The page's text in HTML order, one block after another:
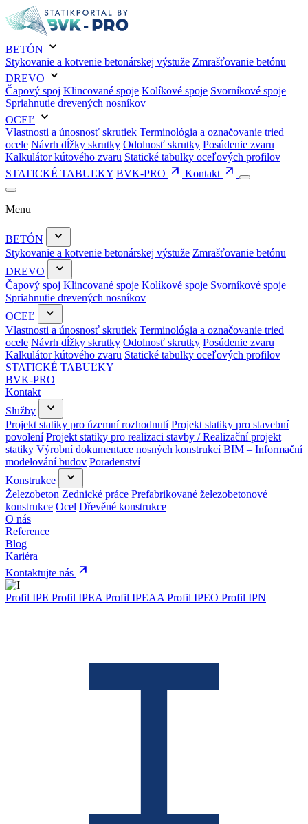
BETÓN
Stykovanie a kotvenie betonárskej výstuže Zmrašťovanie betónu
DREVO
Čapový spoj Klincované spoje Kolíkové spoje Svorníkové spoje
Spriahnutie drevených nosníkov
OCEĽ
Vlastnosti a únosnosť skrutiek Terminológia a označovanie tried
ocele Návrh dĺžky skrutky Odolnosť skrutky Posúdenie zvaru
Kalkulátor kútového zvaru Statické tabulky oceľových profilov
STATICKÉ TABUĽKY BVK-PRO Kontakt
Menu
BETÓN
Stykovanie a kotvenie betonárskej výstuže Zmrašťovanie betónu
DREVO
Čapový spoj Klincované spoje Kolíkové spoje Svorníkové spoje
Spriahnutie drevených nosníkov
OCEĽ
Vlastnosti a únosnosť skrutiek Terminológia a označovanie tried
ocele Návrh dĺžky skrutky Odolnosť skrutky Posúdenie zvaru
Kalkulátor kútového zvaru Statické tabulky oceľových profilov
STATICKÉ TABUĽKY
BVK-PRO
Kontakt
Služby
Projekt statiky pro územní rozhodnutí Projekt statiky pro stavební
povolení Projekt statiky pro realizaci stavby / Realizační projekt
statiky Výrobní dokumentace nosných konstrukcí BIM – Informační
modelování budov Poradenství
Konstrukce
Železobeton Zednické práce Prefabrikované železobetonové
konstrukce Ocel Dřevěné konstrukce
O nás
Reference
Blog
Kariéra
Kontaktujte nás
Profil IPE Profil IPEA Profil IPEAA Profil IPEO Profil IPN